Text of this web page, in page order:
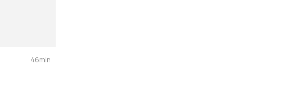
46min